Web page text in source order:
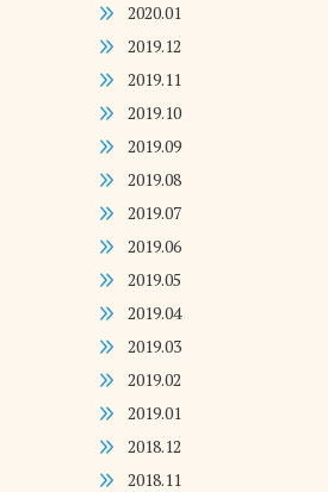
2020.01
2019.12
2019.11
2019.10
2019.09
2019.08
2019.07
2019.06
2019.05
2019.04
2019.03
2019.02
2019.01
2018.12
2018.11